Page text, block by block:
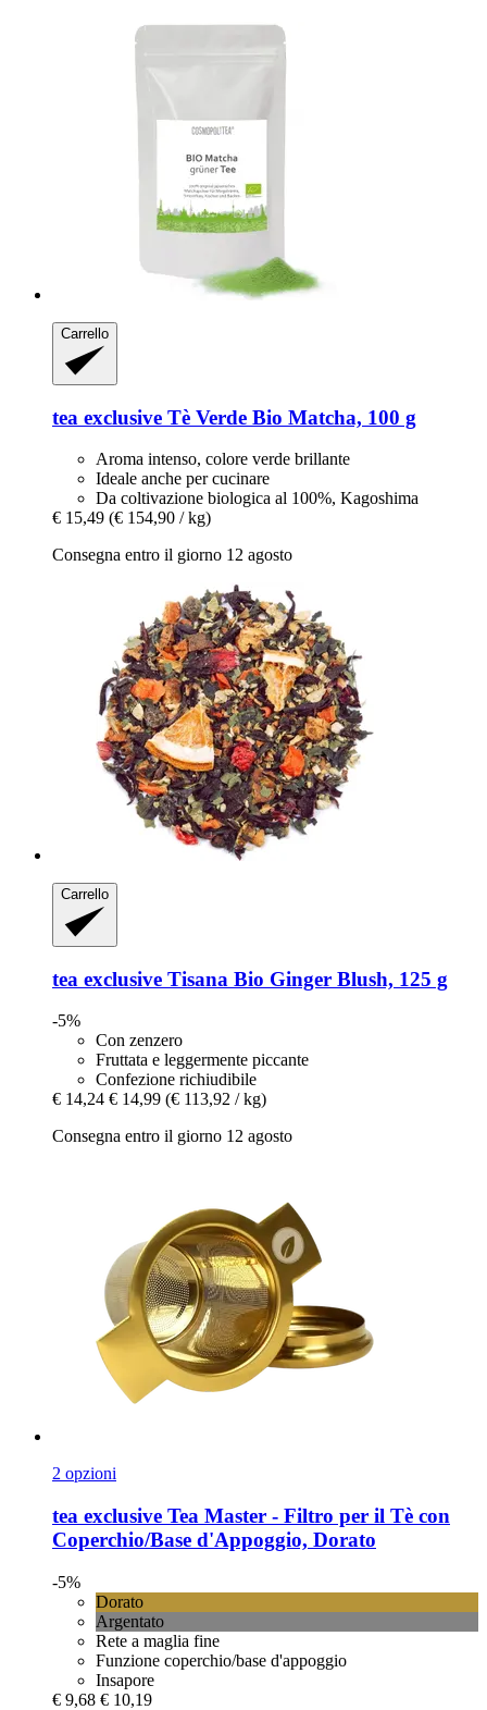
Carrello
tea exclusive Tè Verde Bio Matcha, 100 g
Aroma intenso, colore verde brillante
Ideale anche per cucinare
Da coltivazione biologica al 100%, Kagoshima
€ 15,49 (€ 154,90 / kg)
Consegna entro il giorno 12 agosto
Carrello
tea exclusive Tisana Bio Ginger Blush, 125 g
-5%
Con zenzero
Fruttata e leggermente piccante
Confezione richiudibile
€ 14,24 € 14,99 (€ 113,92 / kg)
Consegna entro il giorno 12 agosto
2 opzioni
tea exclusive Tea Master -​ Filtro per il Tè con
Coperchio/Base d'Appoggio, Dorato
-5%
Dorato
Argentato
Rete a maglia fine
Funzione coperchio/base d'appoggio
Insapore
€ 9,68 € 10,19